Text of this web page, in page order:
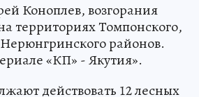
Коноплев, возгорания
территориях Томпонского,
районов.
«КП» - Якутия».
действовать 12 лесных